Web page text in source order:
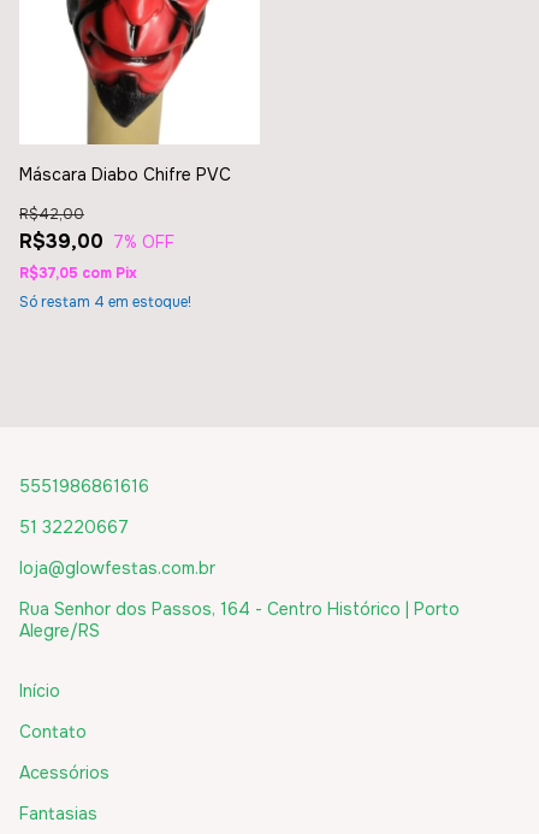
Máscara Diabo Chifre PVC
R$39,00
R$42,00
7% OFF
R$37,05 com Pix
Só restam 4 em estoque!
5551986861616
51 32220667
loja@glowfestas.com.br
Rua Senhor dos Passos, 164 - Centro Histórico | Porto
Alegre/RS
Início
Contato
Acessórios
Fantasias